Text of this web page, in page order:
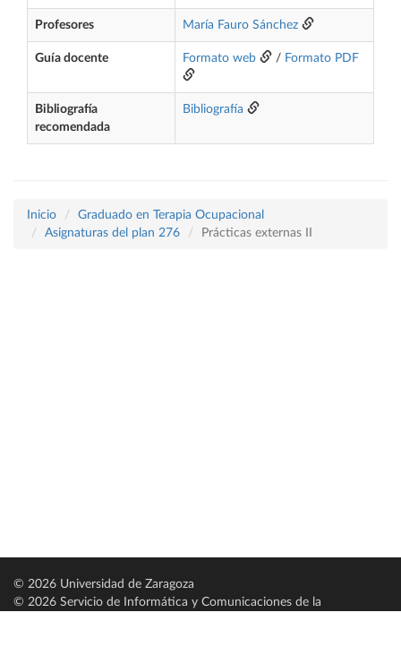
Profesores María Fauro Sánchez
Guía docente Formato web / Formato PDF
Bibliografía
recomendada
Bibliografía
Inicio
Graduado en Terapia Ocupacional
Asignaturas del plan 276
Prácticas externas II
© 2026 Universidad de Zaragoza
© 2026 Servicio de Informática y Comunicaciones de la